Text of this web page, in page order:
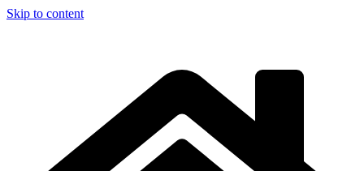
Skip to content